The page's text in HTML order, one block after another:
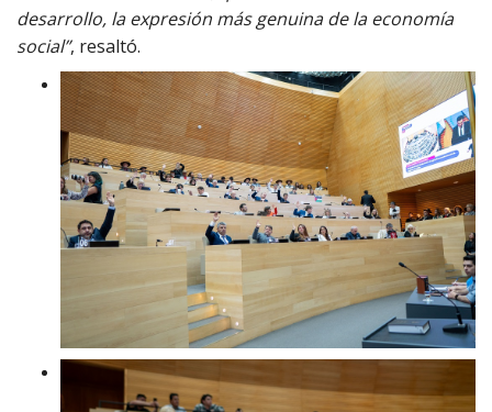
desarrollo, la expresión más genuina de la economía
social”, resaltó.